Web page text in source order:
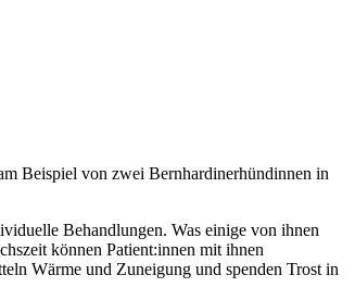
Beispiel von zwei Bernhardinerhündinnen in
Behandlungen. Was einige von ihnen
können Patient:innen mit ihnen
Wärme und Zuneigung und spenden Trost in